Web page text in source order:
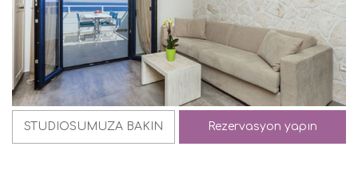
STUDIOSUMUZA BAKIN Rezervasyon yapın